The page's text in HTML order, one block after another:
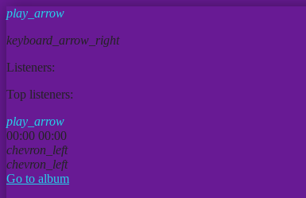
play_arrow
keyboard_arrow_right
Listeners:
Top listeners:
play_arrow
00:00 00:00
chevron_left
chevron_left
Go to album